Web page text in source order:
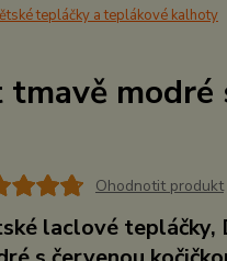
tepláčky a teplákové kalhoty
modré
Ohodnotit produkt
laclové tepláčky,